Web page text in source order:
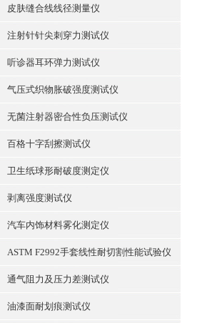
皮肤缝合线线径测量仪
注射针针尖刺穿力测试仪
听诊器耳环弹力测试仪
气压式织物胀破强度测试仪
无菌注射器密合性负压测试仪
百格十字刮擦测试仪
卫生纸球形耐破度测定仪
剥离强度测试仪
汽车内饰材料雾化测定仪
ASTM F2992手套线性耐切割性能试验仪
通气阻力及压力差测试仪
油漆面耐划痕测试仪